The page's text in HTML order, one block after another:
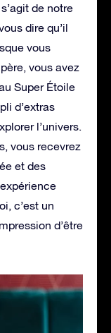
de notre
dire qu’il
vous
vous avez
Super Étoile
d’extras
l’univers.
vous recevrez
et des
c’est un
d’être